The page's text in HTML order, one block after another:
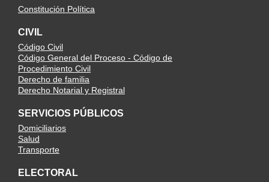
Constitución Política
CIVIL
Código Civil
Código General del Proceso - Código de
Procedimiento Civil
Derecho de familia
Derecho Notarial y Registral
SERVICIOS PÚBLICOS
Domiciliarios
Salud
Transporte
ELECTORAL